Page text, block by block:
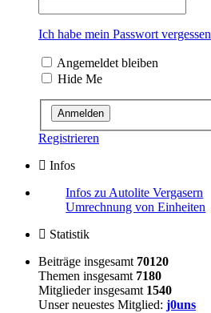
Ich habe mein Passwort vergessen
Angemeldet bleiben
Hide Me
Registrieren
Infos
Infos zu Autolite Vergasern
Umrechnung von Einheiten
Statistik
Beiträge insgesamt 70120
Themen insgesamt 7180
Mitglieder insgesamt 1540
Unser neuestes Mitglied: j0uns